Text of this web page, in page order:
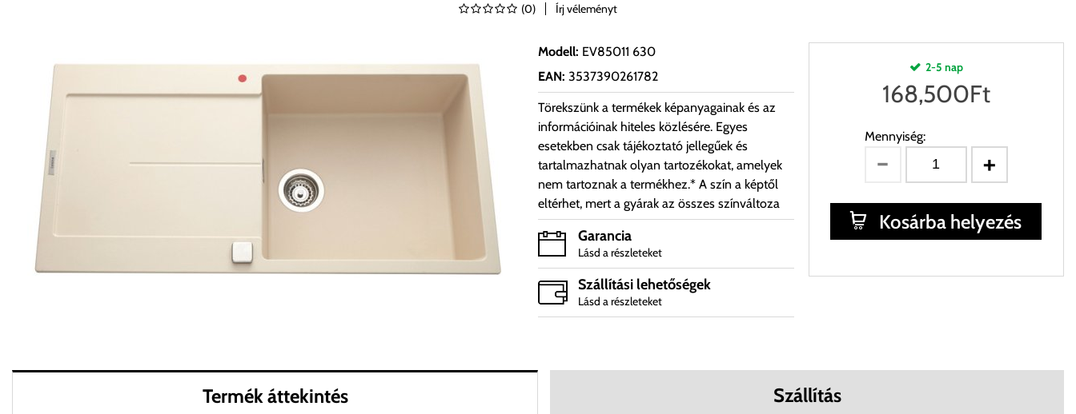
(0) Írj véleményt
Modell: EV85011 630
EAN: 3537390261782
Törekszünk a termékek képanyagainak és az
információinak hiteles közlésére. Egyes
esetekben csak tájékoztató jellegűek és
tartalmazhatnak olyan tartozékokat, amelyek
nem tartoznak a termékhez.* A szín a képtől
eltérhet, mert a gyárak az összes színváltoza
Garancia
Lásd a részleteket
Szállítási lehetőségek
Lásd a részleteket
2-5 nap
168,500Ft
Mennyiség:
Kosárba helyezés
Termék áttekintés Szállítás